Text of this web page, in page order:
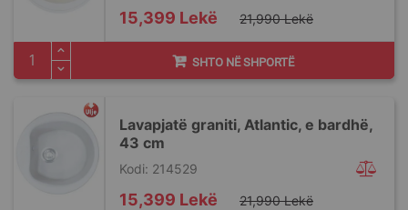
Special
Price
15,399 Lekë 21,990 Lekë
SHTO NË SHPORTË
Lavapjatë graniti, Atlantic, e bardhë,
43 cm
Kodi: 214529
Special
15,399 Lekë 21,990 Lekë